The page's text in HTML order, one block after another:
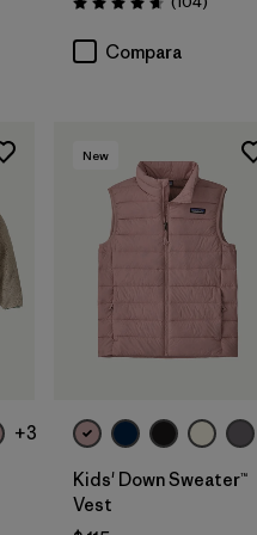
Valoración: 4.7 / 5
Compara
+3
New
Kids' Down Sweater™
Vest